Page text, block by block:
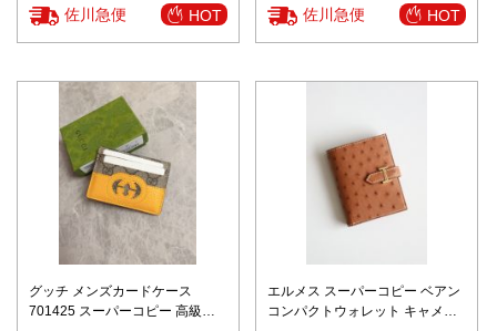
佐川急便 HOT 佐川急便 HOT
グッチ メンズカードケース
701425 スーパーコピー 高級レ
エルメス スーパーコピー ベアン
コンパクトウォレット キャメル